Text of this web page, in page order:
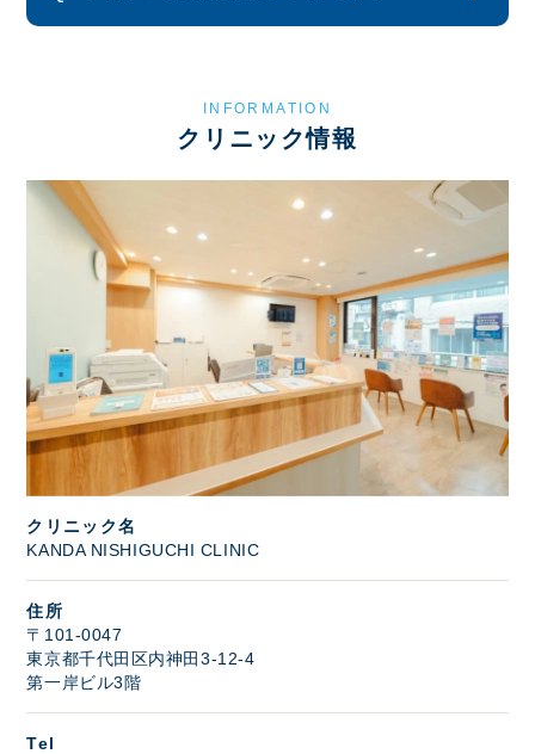
INFORMATION
クリニック情報
クリニック名
KANDA NISHIGUCHI CLINIC
住所
〒101-0047
東京都千代田区内神田3-12-4
第一岸ビル3階
Tel